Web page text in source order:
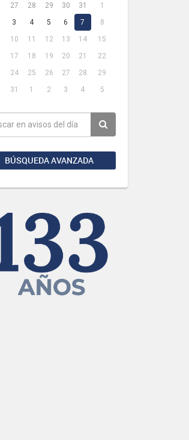
27 28 29 30 31
1
3 4 5 6 7
8
10 11 12 13 14
15
17 18 19 20 21
22
24 25 26 27 28
29
31 1 2 3 4 5
BÚSQUEDA AVANZADA